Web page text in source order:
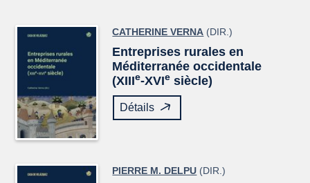
CATHERINE VERNA (DIR.)
Entreprises rurales en
Méditerranée occidentale
(XIIIe-XVIe siècle)
Détails
PIERRE M. DELPU (DIR.)